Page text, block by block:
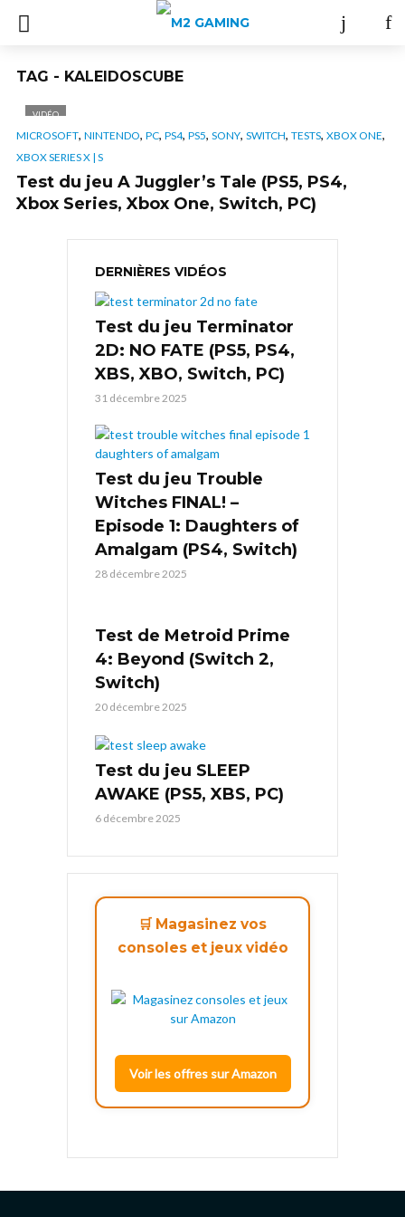
TAG - KALEIDOSCUBE
VIDÉO
MICROSOFT, NINTENDO, PC, PS4, PS5, SONY, SWITCH, TESTS, XBOX ONE,
XBOX SERIES X | S
Test du jeu A Juggler’s Tale (PS5, PS4,
Xbox Series, Xbox One, Switch, PC)
DERNIÈRES VIDÉOS
Test du jeu Terminator
2D: NO FATE (PS5, PS4,
XBS, XBO, Switch, PC)
31 décembre 2025
Test du jeu Trouble
Witches FINAL! –
Episode 1: Daughters of
Amalgam (PS4, Switch)
28 décembre 2025
Test de Metroid Prime
4: Beyond (Switch 2,
Switch)
20 décembre 2025
Test du jeu SLEEP
AWAKE (PS5, XBS, PC)
6 décembre 2025
🛒 Magasinez vos
consoles et jeux vidéo
Voir les offres sur Amazon